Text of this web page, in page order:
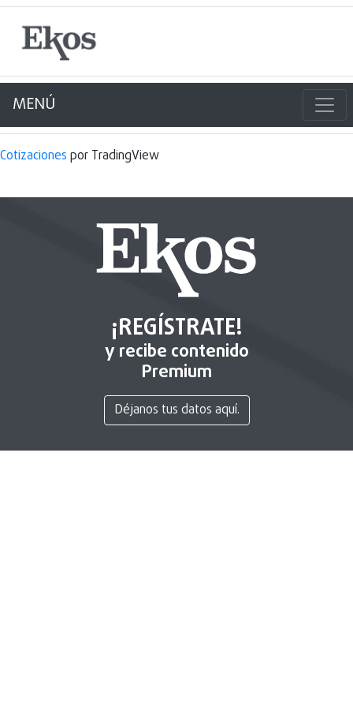
MENÚ
Cotizaciones por TradingView
¡REGÍSTRATE!
y recibe contenido
Premium
Déjanos tus datos aquí.